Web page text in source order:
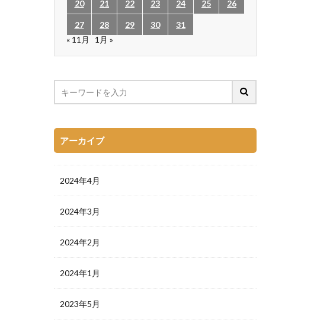
20 21 22 23 24 25 26
27 28 29 30
31
« 11月
1月 »
アーカイブ
2024年4月
2024年3月
2024年2月
2024年1月
2023年5月